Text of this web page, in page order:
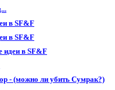
в SF&F
в SF&F
идеи в SF&F
- (можно ли убить Сумрак?)